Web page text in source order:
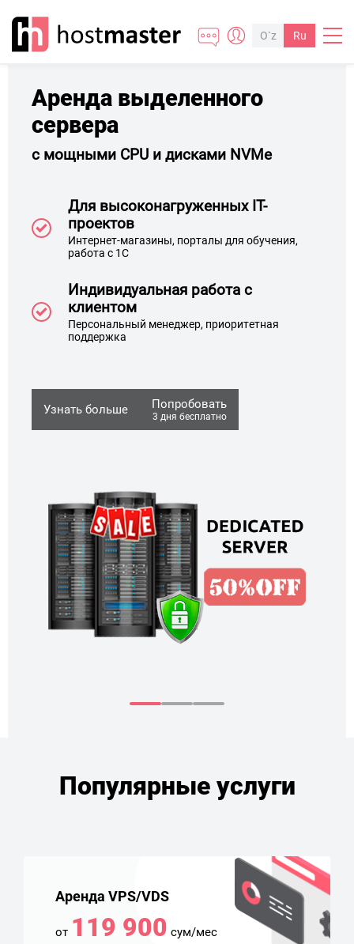
O`z Ru
Аренда выделенного
сервера
с мощными CPU и дисками NVMe
Для высоконагруженных IT-
проектов
Интернет-магазины, порталы для обучения,
работа с 1С
Индивидуальная работа с
клиентом
Персональный менеджер, приоритетная
поддержка
Узнать больше Попробовать
3 дня бесплатно
Популярные услуги
Аренда VPS/VDS
от 119 900 сум/мес